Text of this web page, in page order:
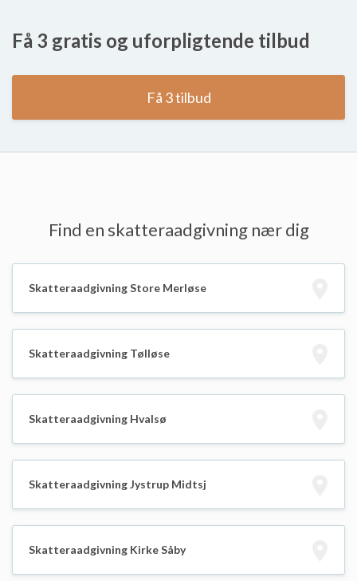
Få 3 gratis og uforpligtende tilbud
Få 3 tilbud
Find en skatteraadgivning nær dig
Skatteraadgivning Store Merløse
Skatteraadgivning Tølløse
Skatteraadgivning Hvalsø
Skatteraadgivning Jystrup Midtsj
Skatteraadgivning Kirke Såby